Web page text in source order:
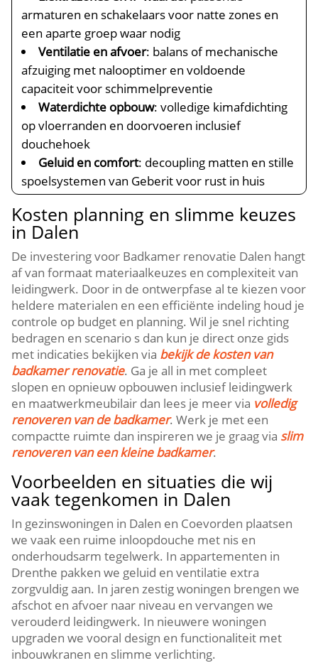
armaturen en schakelaars voor natte zones en
een aparte groep waar nodig
Ventilatie en afvoer: balans of mechanische
afzuiging met nalooptimer en voldoende
capaciteit voor schimmelpreventie
Waterdichte opbouw: volledige kimafdichting
op vloerranden en doorvoeren inclusief
douchehoek
Geluid en comfort: decoupling matten en stille
spoelsystemen van Geberit voor rust in huis
Kosten planning en slimme keuzes
in Dalen
De investering voor Badkamer renovatie Dalen hangt
af van formaat materiaalkeuzes en complexiteit van
leidingwerk. Door in de ontwerpfase al te kiezen voor
heldere materialen en een efficiënte indeling houd je
controle op budget en planning. Wil je snel richting
bedragen en scenario s dan kun je direct onze gids
met indicaties bekijken via bekijk de kosten van
badkamer renovatie. Ga je all in met compleet
slopen en opnieuw opbouwen inclusief leidingwerk
en maatwerkmeubilair dan lees je meer via volledig
renoveren van de badkamer. Werk je met een
compactte ruimte dan inspireren we je graag via slim
renoveren van een kleine badkamer.
Voorbeelden en situaties die wij
vaak tegenkomen in Dalen
In gezinswoningen in Dalen en Coevorden plaatsen
we vaak een ruime inloopdouche met nis en
onderhoudsarm tegelwerk. In appartementen in
Drenthe pakken we geluid en ventilatie extra
zorgvuldig aan. In jaren zestig woningen brengen we
afschot en afvoer naar niveau en vervangen we
verouderd leidingwerk. In nieuwere woningen
upgraden we vooral design en functionaliteit met
inbouwkranen en slimme verlichting.